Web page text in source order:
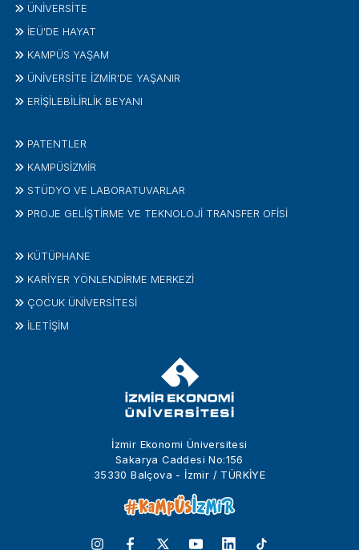
İzmir Ekonomi Üniversitesi
Sakarya Caddesi No:156
35330 Balçova - İzmir / TÜRKİYE
ÜNIVERSITE
İEÜ'DE HAYAT
KAMPÜS YAŞAM
ÜNİVERSİTE İZMİR'DE YAŞANIR
ERİŞİLEBİLİRLİK BEYANI
PATENTLER
KAMPÜSİZMIR
STÜDYO VE LABORATUVARLAR
PROJE GELIŞTIRME VE TEKNOLOJI TRANSFER OFISI
KÜTÜPHANE
KARİYER YÖNLENDİRME MERKEZİ
ÇOCUK ÜNIVERSITESI
İLETIŞIM